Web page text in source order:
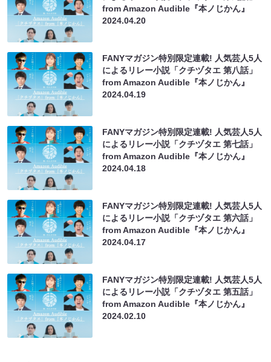
from Amazon Audible『本ノじかん』
2024.04.20
FANYマガジン特別限定連載! 人気芸人5人
によるリレー小説「クチヅタエ 第八話」
from Amazon Audible『本ノじかん』
2024.04.19
FANYマガジン特別限定連載! 人気芸人5人
によるリレー小説「クチヅタエ 第七話」
from Amazon Audible『本ノじかん』
2024.04.18
FANYマガジン特別限定連載! 人気芸人5人
によるリレー小説「クチヅタエ 第六話」
from Amazon Audible『本ノじかん』
2024.04.17
FANYマガジン特別限定連載! 人気芸人5人
によるリレー小説「クチヅタエ 第五話」
from Amazon Audible『本ノじかん』
2024.02.10